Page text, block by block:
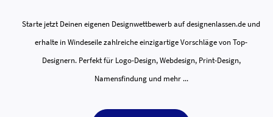
Starte jetzt Deinen eigenen Designwettbewerb auf designenlassen.de und
erhalte in Windeseile zahlreiche einzigartige Vorschläge von Top-
Designern. Perfekt für Logo-Design, Webdesign, Print-Design,
Namensfindung und mehr ...